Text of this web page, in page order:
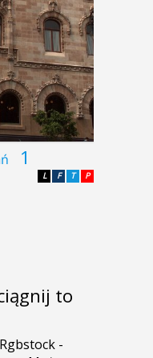
1
P
T
F
L
to